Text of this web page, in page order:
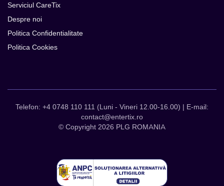
Serviciul CareTix
Despre noi
Politica Confidentialitate
Politica Cookies
Telefon: +4 0748 110 111 (Luni - Vineri 12.00-16.00) | E-mail:
contact@entertix.ro
© Copyright 2026 PLG ROMANIA